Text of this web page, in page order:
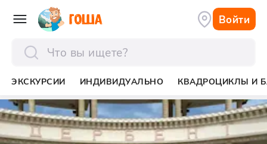
Войти
ЭКСКУРСИИ ИНДИВИДУАЛЬНО КВАДРОЦИКЛЫ И